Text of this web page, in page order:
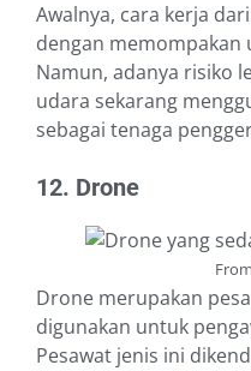
Awalnya, cara kerja
dengan
Namun, adanya risiko
udara sekarang
sebagai tenaga
12. Drone
Drone merupakan
digunakan untuk
Pesawat jenis ini